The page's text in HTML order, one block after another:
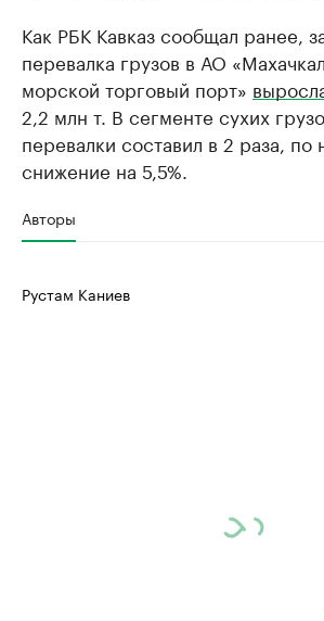
Как РБК Кавказ сообщал ранее,
перевалка грузов в АО
морской торговый порт»
2,2 млн т. В сегменте сухих
перевалки составил в 2 раза,
снижение на 5,5%.
Авторы
Рустам Каниев